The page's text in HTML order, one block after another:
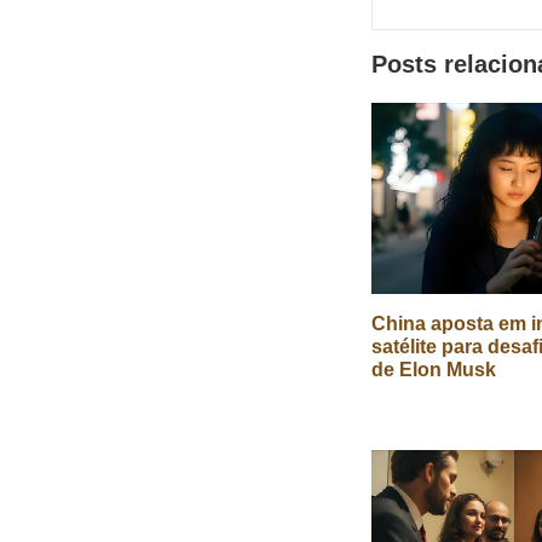
Posts
China aposta em
satélite para
de Elon Musk